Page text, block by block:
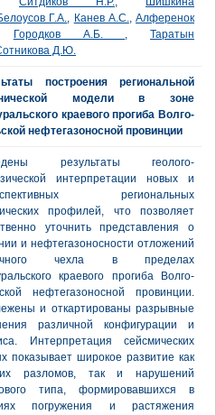
Г.А., Канев А.С.,Алференок
Городков А.Б. , Таратын
Д.Ю.
построения региональной
модели в зоне
краевого прогиба Волго-
нефтегазоносной провинции
результаты геолого-
интерпретации новых и
региональных
профилей, что позволяет
уточнить представления о
и нефтегазоносности отложений
чехла в пределах
краевого прогиба Волго-
нефтегазоносной провинции.
и откартированы разрывные
различной конфигурации и
Интерпретация сейсмических
показывает широкое развитие как
разломов, так и нарушений
типа, формировавшихся в
погружения и растяжения